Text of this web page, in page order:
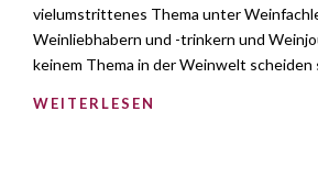
vielumstrittenes Thema unter
Weinliebhabern und -trinkern und
keinem Thema in der Weinwelt scheiden
WEITERLESEN